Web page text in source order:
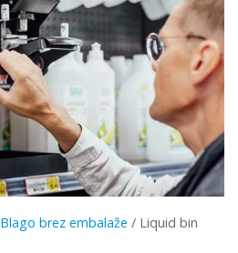
Blago brez embalaže / Liquid bin